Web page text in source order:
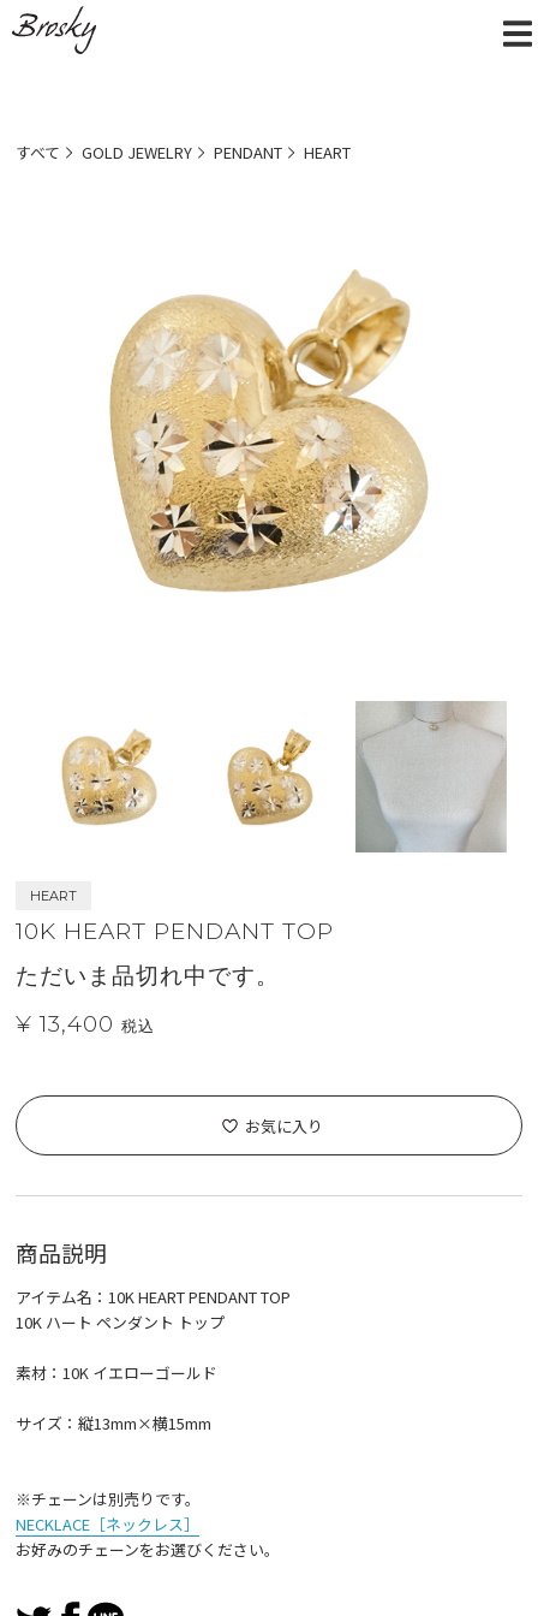
すべて GOLD JEWELRY PENDANT HEART
HEART
10K HEART PENDANT TOP
ただいま品切れ中です。
¥ 13,400税込
お気に入り
商品説明
アイテム名：10K HEART PENDANT TOP
10K ハート ペンダント トップ
素材：10K イエローゴールド
サイズ：縦13mm×横15mm
※チェーンは別売りです。
NECKLACE［ネックレス］
お好みのチェーンをお選びください。